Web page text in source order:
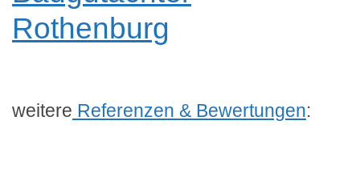
Rothenburg
weitere Referenzen & Bewertungen: